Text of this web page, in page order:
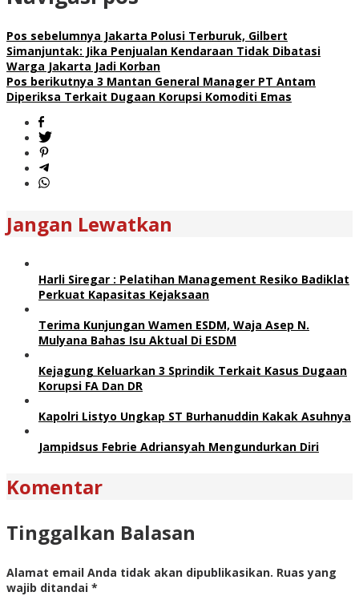
Pos sebelumnya Jakarta Polusi Terburuk, Gilbert
Simanjuntak: Jika Penjualan Kendaraan Tidak Dibatasi
Warga Jakarta Jadi Korban
Pos berikutnya 3 Mantan General Manager PT Antam
Diperiksa Terkait Dugaan Korupsi Komoditi Emas
Jangan Lewatkan
Harli Siregar : Pelatihan Management Resiko Badiklat
Perkuat Kapasitas Kejaksaan
Terima Kunjungan Wamen ESDM, Waja Asep N.
Mulyana Bahas Isu Aktual Di ESDM
Kejagung Keluarkan 3 Sprindik Terkait Kasus Dugaan
Korupsi FA Dan DR
Kapolri Listyo Ungkap ST Burhanuddin Kakak Asuhnya
Jampidsus Febrie Adriansyah Mengundurkan Diri
Komentar
Tinggalkan Balasan
Alamat email Anda tidak akan dipublikasikan. Ruas yang
wajib ditandai *